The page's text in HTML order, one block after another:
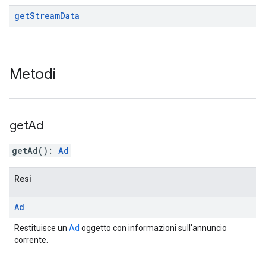
getStreamData
Metodi
getAd
getAd( ) : Ad
Resi
Ad
Restituisce un Ad oggetto con informazioni sull'annuncio
corrente.